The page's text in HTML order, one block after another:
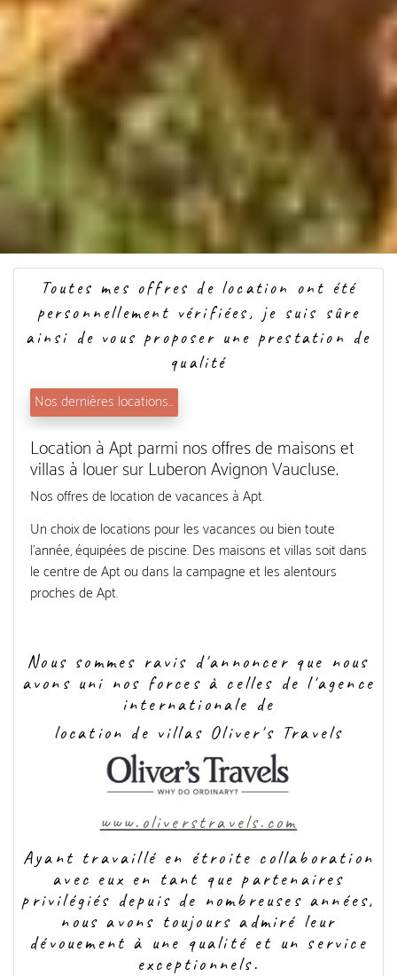
Toutes mes offres de location ont été
personnellement vérifiées, je suis sûre
ainsi de vous proposer une prestation de
qualité
Nos dernières locations...
Location à Apt parmi nos offres de maisons et
villas à louer sur Luberon Avignon Vaucluse.
Nos offres de location de vacances à Apt.
Un choix de locations pour les vacances ou bien toute
l'année, équipées de piscine. Des maisons et villas soit dans
le centre de Apt ou dans la campagne et les alentours
proches de Apt.
Nous sommes ravis d'annoncer que nous
avons uni nos forces à celles de l'agence
internationale de
location de villas Oliver's Travels
www.oliverstravels.com
Ayant travaillé en étroite collaboration
avec eux en tant que partenaires
privilégiés depuis de nombreuses années,
nous avons toujours admiré leur
dévouement à une qualité et un service
exceptionnels.